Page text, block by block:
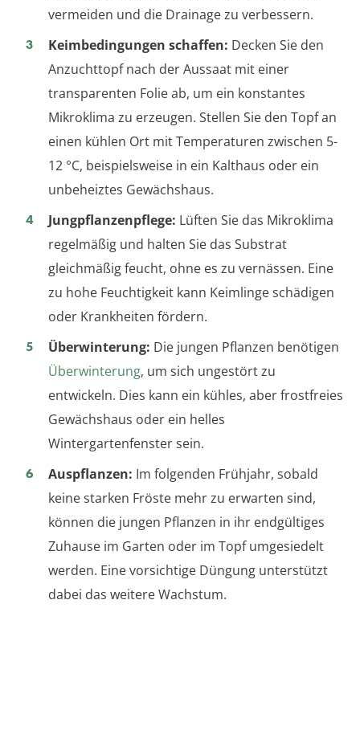
vermeiden und die Drainage zu verbessern.
Keimbedingungen schaffen: Decken Sie den
Anzuchttopf nach der Aussaat mit einer
transparenten Folie ab, um ein konstantes
Mikroklima zu erzeugen. Stellen Sie den Topf an
einen kühlen Ort mit Temperaturen zwischen 5-
12 °C, beispielsweise in ein Kalthaus oder ein
unbeheiztes Gewächshaus.
Jungpflanzenpflege: Lüften Sie das Mikroklima
regelmäßig und halten Sie das Substrat
gleichmäßig feucht, ohne es zu vernässen. Eine
zu hohe Feuchtigkeit kann Keimlinge schädigen
oder Krankheiten fördern.
Überwinterung: Die jungen Pflanzen benötigen
Überwinterung, um sich ungestört zu
entwickeln. Dies kann ein kühles, aber frostfreies
Gewächshaus oder ein helles
Wintergartenfenster sein.
Auspflanzen: Im folgenden Frühjahr, sobald
keine starken Fröste mehr zu erwarten sind,
können die jungen Pflanzen in ihr endgültiges
Zuhause im Garten oder im Topf umgesiedelt
werden. Eine vorsichtige Düngung unterstützt
dabei das weitere Wachstum.